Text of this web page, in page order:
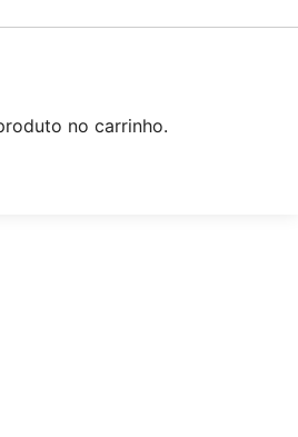
no carrinho.